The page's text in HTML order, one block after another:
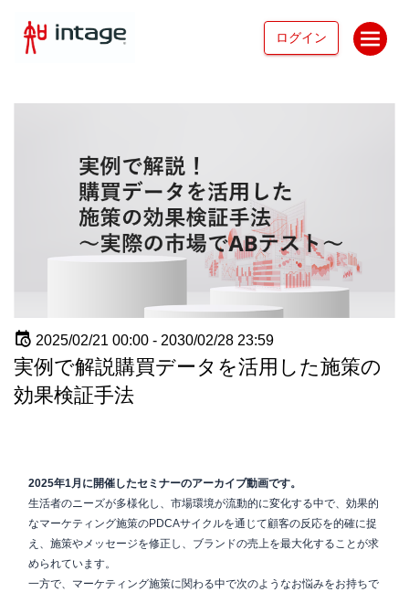
ログイン
2025/02/21 00:00 - 2030/02/28 23:59
実例で解説購買データを活用した施策の
効果検証手法
2025年1月に開催したセミナーのアーカイブ動画です。
生活者のニーズが多様化し、市場環境が流動的に変化する中で、効果的
なマーケティング施策のPDCAサイクルを通じて顧客の反応を的確に捉
え、施策やメッセージを修正し、ブランドの売上を最大化することが求
められています。
一方で、マーケティング施策に関わる中で次のようなお悩みをお持ちで